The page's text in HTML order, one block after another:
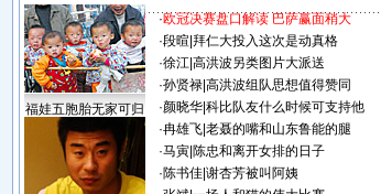
福娃五胞胎无家可归
·欧冠决赛盘口解读 巴萨赢面稍大
·段暄 拜仁大投入这次是动真格
·徐江| 高洪波另类图片大派送
·孙贤禄| 高洪波组队思想值得赞同
·颜晓华| 科比队友什么时候可支持他
·冉雄飞| 老聂的嘴和山东鲁能的腿
·马寅| 陈忠和离开女排的日子
·陈书佳| 谢杏芳被叫阿姨